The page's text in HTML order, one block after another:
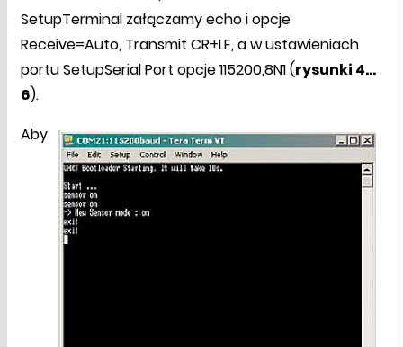
SetupTerminal załączamy echo i opcje
Receive=Auto, Transmit CR+LF, a w ustawieniach
portu SetupSerial Port opcje 115200,8N1 (rysunki 4…
6).
Aby